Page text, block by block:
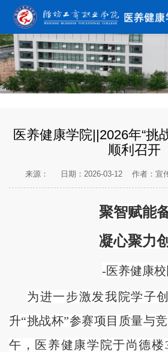
医养健康学院||2026年“挑
顺利召开
来源： 日期：2026-03-12 作者：宣
聚智赋能
凝心聚力
-医养健康
为进一步激发我院学子
升“挑战杯”参赛项目质量与
午，医养健康学院于尚德楼